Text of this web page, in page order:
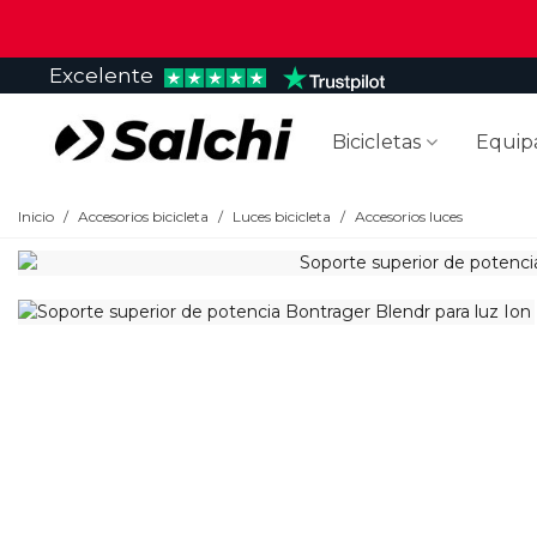
Excelente
Bicicletas
Inicio / Accesorios bicicleta / Luces bicicleta / Accesorios luces